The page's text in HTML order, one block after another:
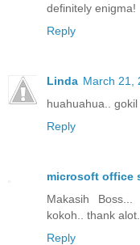
definitely enigma!
Reply
Linda March 21,
huahuahua..
Reply
microsoft office
Makasih
kokoh.. thank
Reply